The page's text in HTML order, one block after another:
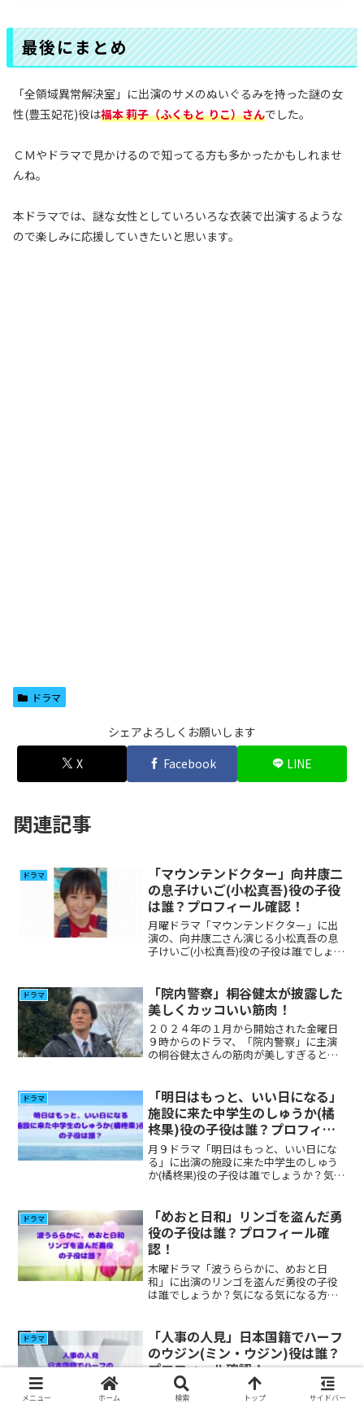
最後にまとめ
「全領域異常解決室」に出演のサメのぬいぐるみを持った謎の女
性(豊玉妃花)役は福本 莉子（ふくもと りこ）さんでした。
ＣＭやドラマで見かけるので知ってる方も多かったかもしれませ
んね。
本ドラマでは、謎な女性としていろいろな衣装で出演するような
ので楽しみに応援していきたいと思います。
ドラマ
シェアよろしくお願いします
X
Facebook LINE
関連記事
ドラマ
「マウンテンドクター」向井康二
の息子けいご(小松真吾)役の子役
は誰？プロフィール確認！
月曜ドラマ「マウンテンドクター」に出
演の、向井康二さん演じる小松真吾の息
子けいご(小松真吾)役の子役は誰でしょう
ドラマ
「院内警察」桐谷健太が披露した
美しくカッコいい筋肉！
２０２４年の１月から開始された金曜日
９時からのドラマ、「院内警察」に主演
の桐谷健太さんの筋肉が美しすぎるとの
ドラマ
「明日はもっと、いい日になる」
施設に来た中学生のしゅうか(橘
柊果)役の子役は誰？プロフィー
ルやその他出演作品の確認！
月９ドラマ「明日はもっと、いい日にな
る」に出演の施設に来た中学生のしゅう
か(橘柊果)役の子役は誰でしょうか？気に
べてみました。
ドラマ
「めおと日和」リンゴを盗んだ勇
役の子役は誰？プロフィール確
認！
木曜ドラマ「波うららかに、めおと日
和」に出演のリンゴを盗んだ勇役の子役
は誰でしょうか？気になる気になる方が
ドラマ
「人事の人見」日本国籍でハーフ
のウジン(ミン・ウジン)役は誰？
プロフィール確認！
火曜ドラマ「人事の人見」に出演の日本
国籍でハーフのウジン(ミン・ウジン)役は
メニュー ホーム 検索 トップ サイドバー